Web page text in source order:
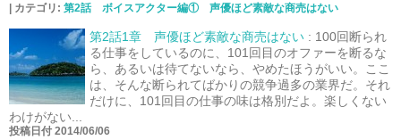
カテゴリ: 第2話 ボイスアクター編① 声優ほど素敵な商売はない
第2話1章 声優ほど素敵な商売はない : 100回断られ
る仕事をしているのに、101回目のオファーを断るな
ら、あるいは待てないなら、やめたほうがいい。ここ
は、そんな断られてばかりの競争過多の業界だ。それ
だけに、101回目の仕事の味は格別だよ。楽しくない
わけがない...
投稿日付 2014/06/06